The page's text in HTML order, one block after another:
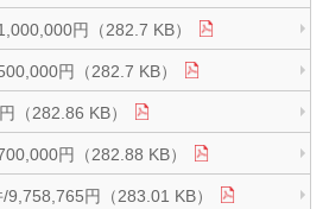
円（282.7 KB）
円（282.7 KB）
（282.86 KB）
円（282.88 KB）
円（283.01 KB）